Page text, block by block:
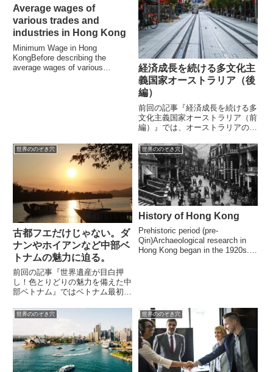
Average wages of
various trades and
industries in Hong Kong
Minimum Wage in Hong
KongBefore describing the
average wages of various
経済成長を続ける多文化主
義国家オーストラリア（後
編）
前回の記事『経済成長を続ける多
文化主義国家オーストラリア（前
編）』では、オーストラリアの経
し、それを可能にしたのが緻密に
計画された移民政策であったこと
を見てきました。今回は、元々白
人優先の社会であったオーストラ
リ...
世界ののぞき穴
古都フエだけじゃない。ダ
ナンやホイアンなど中部ベ
トナムの魅力に迫る。
前回の記事『世界遺産が目白押
し！色とりどりの魅力を備えた中
部ベトナム』ではベトナム最初に
町フエについて解説していきまし
た。今回はフエとはまた違った魅
力を放つ中部ベトナムの町々をご
紹介します。幻の日本人町「ホイ
ア...
世界ののぞき穴
History of Hong Kong
Prehistoric period (pre-
Qin)Archaeological research in
Hong Kong began in the 1920s.
世界ののぞき穴 世界ののぞき穴